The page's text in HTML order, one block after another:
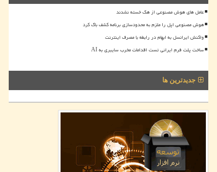
عامل های هوش مصنوعی از هک خسته نشدند
هوش مصنوعی اپل را ملزم به محدودسازی برنامه کشف باگ کرد
واکنش ایرانسل به ابهام در رابطه با مصرف اینترنت
ساخت پلت فرم ایرانی تست اقدامات مخرب سایبری به AI
جدیدترین ها